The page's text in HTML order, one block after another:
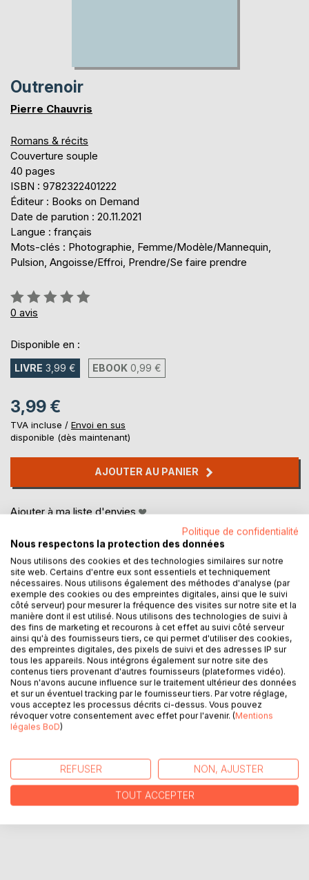
Outrenoir
Pierre Chauvris
Romans & récits
Couverture souple
40 pages
ISBN : 9782322401222
Éditeur : Books on Demand
Date de parution : 20.11.2021
Langue : français
Mots-clés : Photographie, Femme/Modèle/Mannequin,
Pulsion, Angoisse/Effroi, Prendre/Se faire prendre
Évaluation:
0%
0 avis
Disponible en :
LIVRE 3,99 € EBOOK 0,99 €
3,99 €
TVA incluse / Envoi en sus
disponible (dès maintenant)
AJOUTER AU PANIER
Ajouter à ma liste d'envies
DESCRIPTION
Un studio de prises de vues photographiques, hanté par
une valse de fantasmes.
AUTEUR(S)
CRITIQUES PRESSE
Politique de confidentialité
Nous respectons la protection des données
Nous utilisons des cookies et des technologies similaires sur notre
site web. Certains d'entre eux sont essentiels et techniquement
nécessaires. Nous utilisons également des méthodes d'analyse (par
exemple des cookies ou des empreintes digitales, ainsi que le suivi
côté serveur) pour mesurer la fréquence des visites sur notre site et la
manière dont il est utilisé. Nous utilisons des technologies de suivi à
des fins de marketing et recourons à cet effet au suivi côté serveur
ainsi qu'à des fournisseurs tiers, ce qui permet d'utiliser des cookies,
des empreintes digitales, des pixels de suivi et des adresses IP sur
tous les appareils. Nous intégrons également sur notre site des
contenus tiers provenant d'autres fournisseurs (plateformes vidéo).
Nous n'avons aucune influence sur le traitement ultérieur des données
et sur un éventuel tracking par le fournisseur tiers. Par votre réglage,
vous acceptez les processus décrits ci-dessus. Vous pouvez
révoquer votre consentement avec effet pour l'avenir. (Mentions
légales BoD)
REFUSER NON, AJUSTER
TOUT ACCEPTER